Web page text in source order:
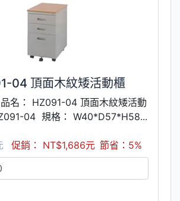
04 頂面木紋矮活動櫃
名： HZ091-04 頂面木紋矮活動
04 規格： W40*D57*H58...
促銷： NT$1,686元 節省：5%